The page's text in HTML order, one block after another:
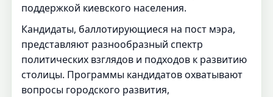
поддержкой киевского населения.
Кандидаты, баллотирующиеся на пост мэра,
представляют разнообразный спектр
политических взглядов и подходов к развитию
столицы. Программы кандидатов охватывают
вопросы городского развития,